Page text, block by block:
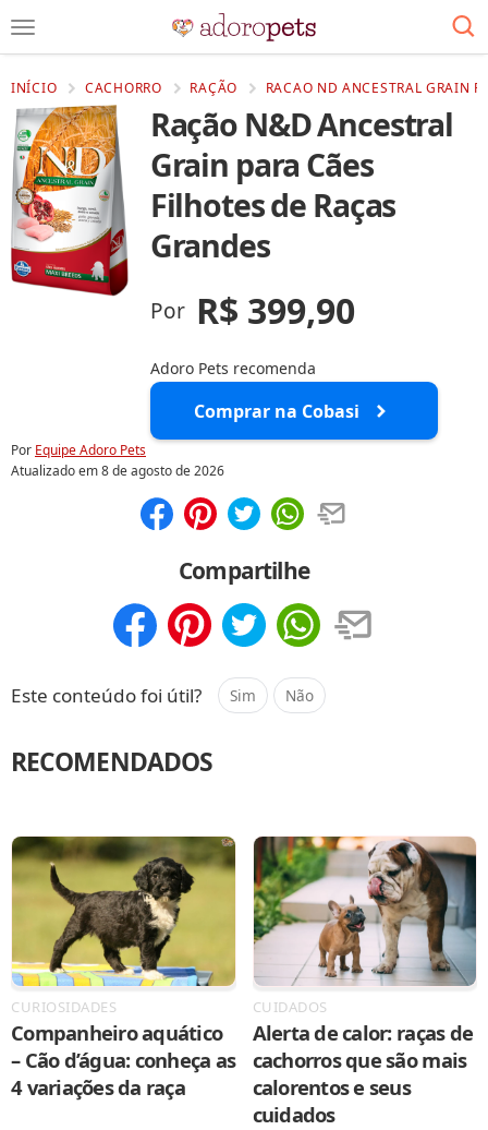
INÍCIO CACHORRO RAÇÃO RACAO ND ANCESTRAL GRAIN
Ração N&D Ancestral
Grain para Cães
Filhotes de Raças
Grandes
Por R$ 399,90
Adoro Pets recomenda
Comprar na Cobasi
Por Equipe Adoro Pets
Atualizado em8 de agosto de 2026
Compartilhe
Este conteúdo foi útil? Sim Não
RECOMENDADOS
CURIOSIDADES
Companheiro aquático
– Cão d’água: conheça as
4 variações da raça
CUIDADOS
Alerta de calor: raças de
cachorros que são mais
calorentos e seus
cuidados